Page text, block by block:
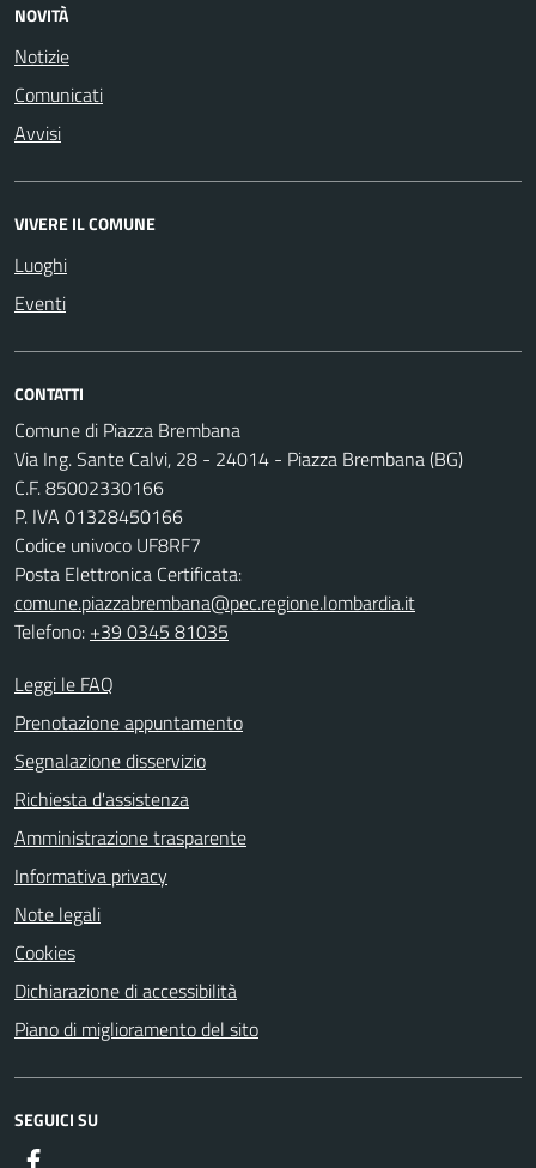
NOVITÀ
Notizie
Comunicati
Avvisi
VIVERE IL COMUNE
Luoghi
Eventi
CONTATTI
Comune di Piazza Brembana
Via Ing. Sante Calvi, 28 - 24014 - Piazza Brembana (BG)
C.F. 85002330166
P. IVA 01328450166
Codice univoco UF8RF7
Posta Elettronica Certificata:
comune.piazzabrembana@pec.regione.lombardia.it
Telefono: +39 0345 81035
Leggi le FAQ
Prenotazione appuntamento
Segnalazione disservizio
Richiesta d'assistenza
Amministrazione trasparente
Informativa privacy
Note legali
Cookies
Dichiarazione di accessibilità
Piano di miglioramento del sito
SEGUICI SU